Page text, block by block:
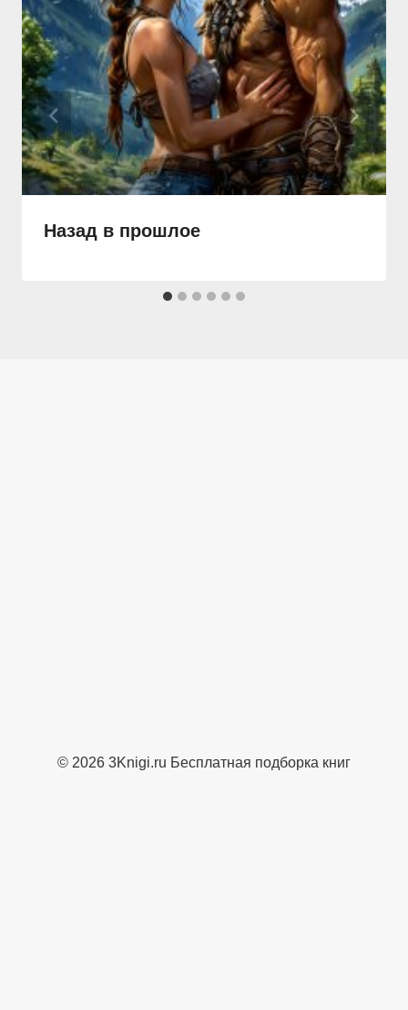
Назад в прошлое
© 2026 3Knigi.ru Бесплатная подборка книг